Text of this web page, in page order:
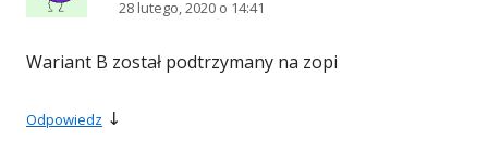
28 lutego, 2020 o 14:41
Wariant B został podtrzymany na zopi
Odpowiedz ↓